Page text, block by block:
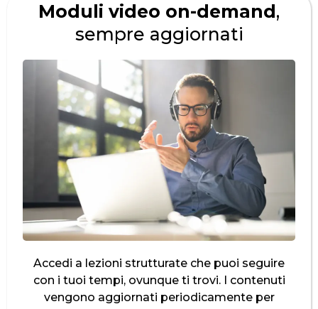
Moduli video on-demand,
sempre aggiornati
Accedi a lezioni strutturate che puoi seguire
con i tuoi tempi, ovunque ti trovi. I contenuti
vengono aggiornati periodicamente per